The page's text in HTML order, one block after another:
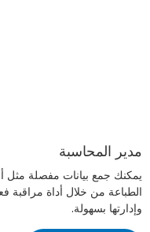
مدير المحاسبة
يمكنك جمع بيانات مفصلة مثل
الطباعة من خلال أداة مراقبة
وإدارتها بسهولة.